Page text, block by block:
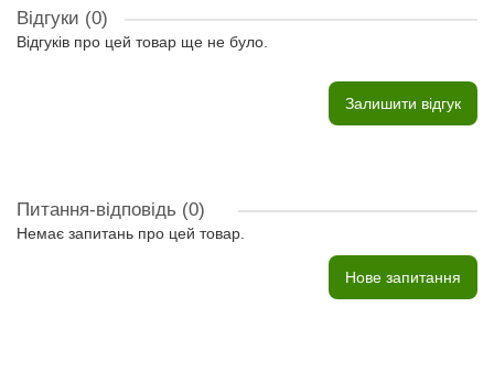
Відгуки (0)
Відгуків про цей товар ще не було.
Залишити відгук
Питання-відповідь (0)
Немає запитань про цей товар.
Нове запитання